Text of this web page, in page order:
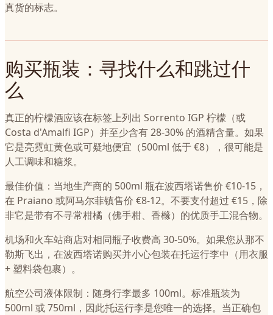
真货的标志。
购买瓶装：寻找什么和跳过什
么
真正的柠檬酒应该在标签上列出 Sorrento IGP 柠檬（或
Costa d'Amalfi IGP）并至少含有 28-30% 的酒精含量。如果
它是亮霓虹黄色或可疑地便宜（500ml 低于 €8），很可能是
人工调味和糖浆。
最佳价值：当地生产商的 500ml 瓶在波西塔诺售价 €10-15，
在 Praiano 或阿马尔菲镇售价 €8-12。不要支付超过 €15，除
非它是带有不寻常柑橘（佛手柑、香橼）的优质手工混合物。
机场和火车站商店对相同瓶子收费高 30-50%。如果您从那不
勒斯飞出，在波西塔诺购买并小心包装在托运行李中（用衣服
+ 塑料袋包裹）。
航空公司液体限制：随身行李最多 100ml。标准瓶装为
500ml 或 750ml，因此托运行李是您唯一的选择。当正确包